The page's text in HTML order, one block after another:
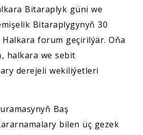
Bitaraplyk güni we
Bitaraplygynyň 30
forum geçirilýär. Oňa
halkara we sebit
derejeli wekiliýetleri
Baş
bilen üç gezek